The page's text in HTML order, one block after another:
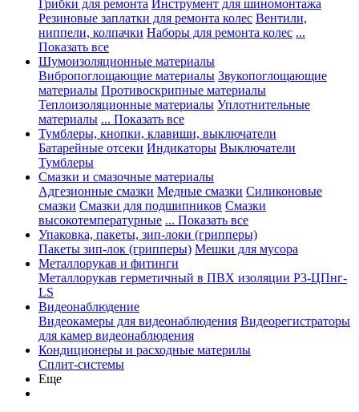
Грибки для ремонта Инструмент для шиномонтажа
Резиновые заплатки для ремонта колес Вентили,
ниппели, колпачки Наборы для ремонта колес ...
Показать все
Шумоизоляционные материалы
Вибропоглощающие материалы Звукопоглощающие
материалы Противоскрипные материалы
Теплоизоляционные материалы Уплотнительные
материалы ... Показать все
Тумблеры, кнопки, клавиши, выключатели
Батарейные отсеки Индикаторы Выключатели
Тумблеры
Смазки и смазочные материалы
Адгезионные смазки Медные смазки Силиконовые
смазки Смазки для подшипников Смазки
высокотемпературные ... Показать все
Упаковка, пакеты, зип-локи (грипперы)
Пакеты зип-лок (грипперы) Мешки для мусора
Металлорукав и фитинги
Металлорукав герметичный в ПВХ изоляции Р3-ЦПнг-
LS
Видеонаблюдение
Видеокамеры для видеонаблюдения Видеорегистраторы
для камер видеонаблюдения
Кондиционеры и расходные материлы
Сплит-системы
Еще